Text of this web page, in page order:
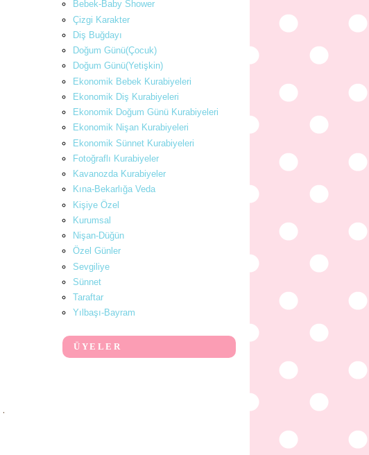
Bebek-Baby Shower
Çizgi Karakter
Diş Buğdayı
Doğum Günü(Çocuk)
Doğum Günü(Yetişkin)
Ekonomik Bebek Kurabiyeleri
Ekonomik Diş Kurabiyeleri
Ekonomik Doğum Günü Kurabiyeleri
Ekonomik Nişan Kurabiyeleri
Ekonomik Sünnet Kurabiyeleri
Fotoğraflı Kurabiyeler
Kavanozda Kurabiyeler
Kına-Bekarlığa Veda
Kişiye Özel
Kurumsal
Nişan-Düğün
Özel Günler
Sevgiliye
Sünnet
Taraftar
Yılbaşı-Bayram
ÜYELER